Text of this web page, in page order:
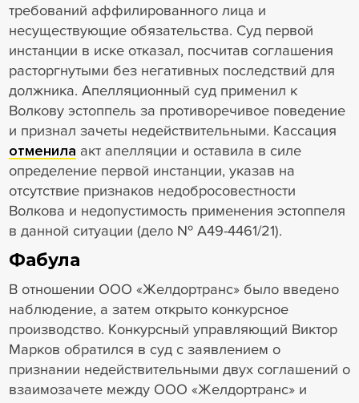
требований аффилированного лица и
несуществующие обязательства. Суд первой
инстанции в иске отказал, посчитав соглашения
расторгнутыми без негативных последствий для
должника. Апелляционный суд применил к
Волкову эстоппель за противоречивое поведение
и признал зачеты недействительными. Кассация
отменила акт апелляции и оставила в силе
определение первой инстанции, указав на
отсутствие признаков недобросовестности
Волкова и недопустимость применения эстоппеля
в данной ситуации (дело № А49-4461/21).
Фабула
В отношении ООО «Желдортранс» было введено
наблюдение, а затем открыто конкурсное
производство. Конкурсный управляющий Виктор
Марков обратился в суд с заявлением о
признании недействительными двух соглашений о
взаимозачете между ООО «Желдортранс» и